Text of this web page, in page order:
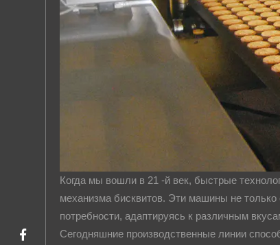
Когда мы вошли в 21 -й век, быстрые
механизма бисквитов. Эти машины не
потребности, адаптируясь к различным
Сегодняшние производственные линии